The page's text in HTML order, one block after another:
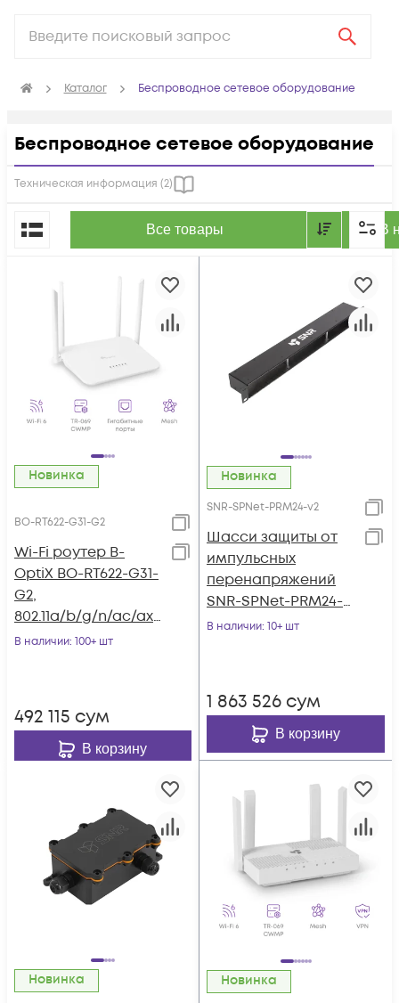
Каталог Беспроводное сетевое оборудование
Беспроводное сетевое оборудование
Техническая информация (2)
Все товары В
По популярности
Новинка
BO-RT622-G31-G2
Wi-Fi роутер B-
OptiX BO-RT622-G31-
G2,
802.11a/b/g/n/ac/ax,
4xGE RJ45
В наличии: 100+ шт
492 115 сум
В корзину
Новинка
SNR-SPNet-PRM24-v2
Шасси защиты от
импульсных
перенапряжений
SNR-SPNet-PRM24-
V2
В наличии: 10+ шт
1 863 526 сум
В корзину
Новинка Новинка